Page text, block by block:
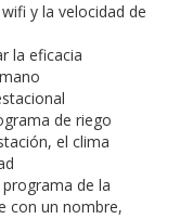
y la velocidad de
la eficacia
de riego
el clima
de la
con un nombre,